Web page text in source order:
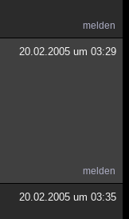
melden
20.02.2005 um 03:29
melden
20.02.2005 um 03:35